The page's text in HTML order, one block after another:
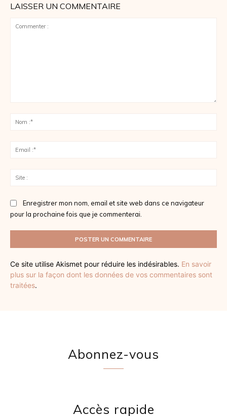
LAISSER UN COMMENTAIRE
Enregistrer mon nom, email et site web dans ce navigateur
pour la prochaine fois que je commenterai.
Ce site utilise Akismet pour réduire les indésirables. En savoir
plus sur la façon dont les données de vos commentaires sont
traitées.
Abonnez-vous
Accès rapide